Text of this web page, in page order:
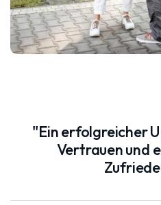
"Ein erfolgreicher
Vertrauen und